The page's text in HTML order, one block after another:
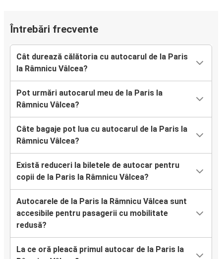
Întrebări frecvente
Cât durează călătoria cu autocarul de la Paris
la Râmnicu Vâlcea?
Pot urmări autocarul meu de la Paris la
Râmnicu Vâlcea?
Câte bagaje pot lua cu autocarul de la Paris la
Râmnicu Vâlcea?
Există reduceri la biletele de autocar pentru
copii de la Paris la Râmnicu Vâlcea?
Autocarele de la Paris la Râmnicu Vâlcea sunt
accesibile pentru pasagerii cu mobilitate
redusă?
La ce oră pleacă primul autocar de la Paris la